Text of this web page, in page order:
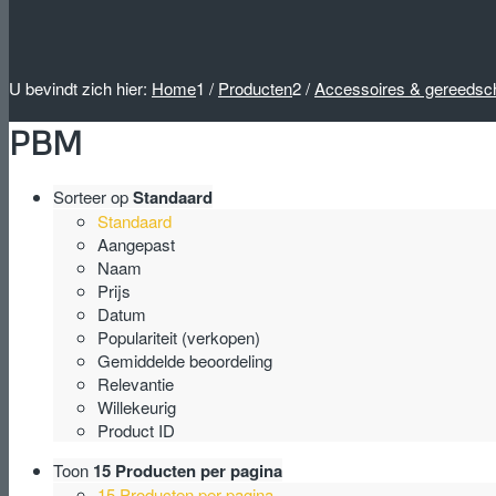
U bevindt zich hier: Home1 / Producten2/Accessoires &
PBM
Sorteer opStandaard
Standaard
Aangepast
Naam
Prijs
Datum
Populariteit (verkopen)
Gemiddelde beoordeling
Relevantie
Willekeurig
Product ID
Toon 15 Producten per pagina